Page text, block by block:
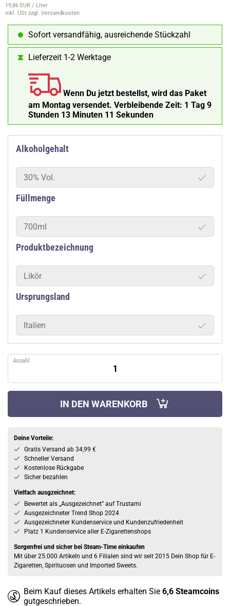
19,86 EUR / Liter
inkl. USt zzgl. Versandkosten
Sofort versandfähig, ausreichende Stückzahl
Lieferzeit 1-2 Werktage
Wenn Du jetzt bestellst, wird das Paket
am Montag versendet. Verbleibende Zeit: 1 Tag 9
Stunden 13 Minuten 11 Sekunden
Alkoholgehalt
30% Vol.
Füllmenge
700ml
Produktbezeichnung
Likör
Ursprungsland
Italien
Anzahl
IN DEN WARENKORB
Deine Vorteile:
Gratis Versand ab 34,99 €
Schneller Versand
Kostenlose Rückgabe
Sicher bezahlen
Vielfach ausgzeichnet:
Bewertet als „Ausgezeichnet” auf Trustami
Ausgezeichneter Trend Shop 2024
Ausgezeichneter Kundenservice und Kundenzufriedenheit
Platz 1 Kundenservice aller E-Zigarettenshops
Sorgenfrei und sicher bei Steam-Time einkaufen
Mit über 25.000 Artikeln und 6 Filialen sind wir seit 2015 Dein Shop für E-
Zigaretten, Spirituosen und Imported Sweets.
Beim Kauf dieses Artikels erhalten Sie 6,6 Steamcoins
gutgeschrieben.